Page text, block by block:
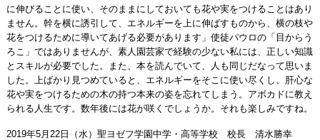
に伸びることに使い、そのままにしておいても花や実をつけることはあり
ません。幹を横に誘引して、エネルギーを上に伸ばすものから、横の枝や
花をつけるために導いてあげる必要があります」使徒パウロの「目からう
ろこ」ではありませんが、素人園芸家で経験の少ない私には、正しい知識
とスキルが必要でした。また、本を読んでいて、人も同じだなって思いま
した。上ばかり見つめていると、エネルギーをそこに使い尽くし、肝心な
花や実をつけるための木の持つ本来の姿を忘れてしまう。アボカドに教え
られる人生です。数年後には花が咲くでしょうか。それも楽しみですね。
2019年5月22日（水）聖ヨゼフ学園中学・高等学校 校長 清水勝幸